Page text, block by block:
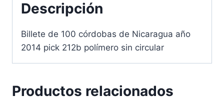
Descripción
Billete de 100 córdobas de Nicaragua año
2014 pick 212b polímero sin circular
Productos relacionados